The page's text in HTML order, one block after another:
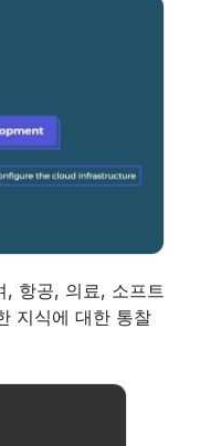
, 항공, 의료, 소프트
지식에 대한 통찰